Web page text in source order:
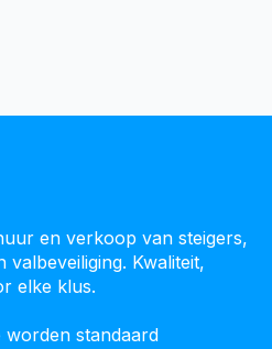
en verkoop van steigers,
valbeveiliging. Kwaliteit,
elke klus.
standaard